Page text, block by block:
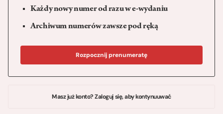
Każdy nowy numer od razu w e-wydaniu
Archiwum numerów zawsze pod ręką
Rozpocznij prenumeratę
Masz już konto? Zaloguj się, aby kontynuuwać